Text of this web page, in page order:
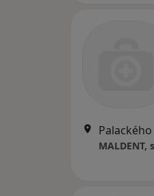
MALDENT,